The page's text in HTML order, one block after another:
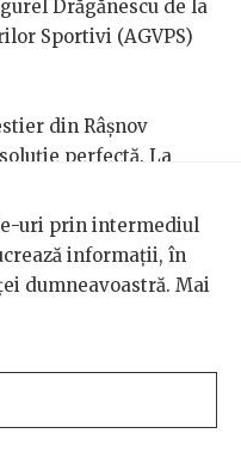
Drăgănescu de la
Sportivi (AGVPS)
din Râșnov
perfectă. La
9.500 de urși. Deci, la
dublu de urși. Și
de ursi, pentru că ar fi
Pop de la Asociația
Biologice (ACDB). „Nu
uri prin intermediul
informații, în
dumneavoastră. Mai